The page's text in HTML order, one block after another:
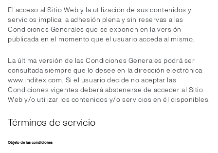
El acceso al Sitio Web y la utilización de sus contenidos y
servicios implica la adhesión plena y sin reservas a las
Condiciones Generales que se exponen en la versión
publicada en el momento que el usuario acceda al mismo.
La última versión de las Condiciones Generales podrá ser
consultada siempre que lo desee en la dirección electrónica
www.inditex.com. Si el usuario decide no aceptar las
Condiciones vigentes deberá abstenerse de acceder al Sitio
Web y/o utilizar los contenidos y/o servicios en él disponibles.
Términos de servicio
Objeto de las condiciones